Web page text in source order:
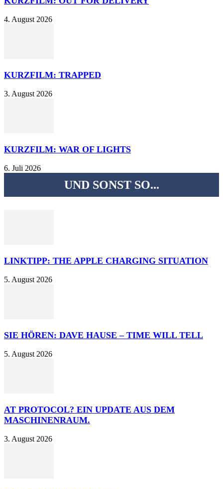
4. August 2026
KURZFILM: TRAPPED
3. August 2026
KURZFILM: WAR OF LIGHTS
6. Juli 2026
UND SONST SO...
LINKTIPP: THE APPLE CHARGING SITUATION
5. August 2026
SIE HÖREN: DAVE HAUSE – TIME WILL TELL
5. August 2026
AT PROTOCOL? EIN UPDATE AUS DEM
MASCHINENRAUM.
3. August 2026